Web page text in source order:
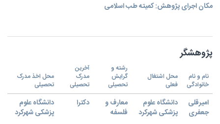
مکان اجرای پژوهش: کمیته طب اسلامی
پژوهشگر
نام و نام
خانوادگی
محل اشتغال
فعلی
رشته و
گرایش
تحصیلی
آخرین
مدرک
تحصیلی
محل اخذ مدرک
تحصیلی
امیرقلی
جعفری
دانشگاه علوم
پزشکی شهرکرد
معارف و
فلسفه
دکترا
دانشگاه علوم
پزشکی شهرکرد